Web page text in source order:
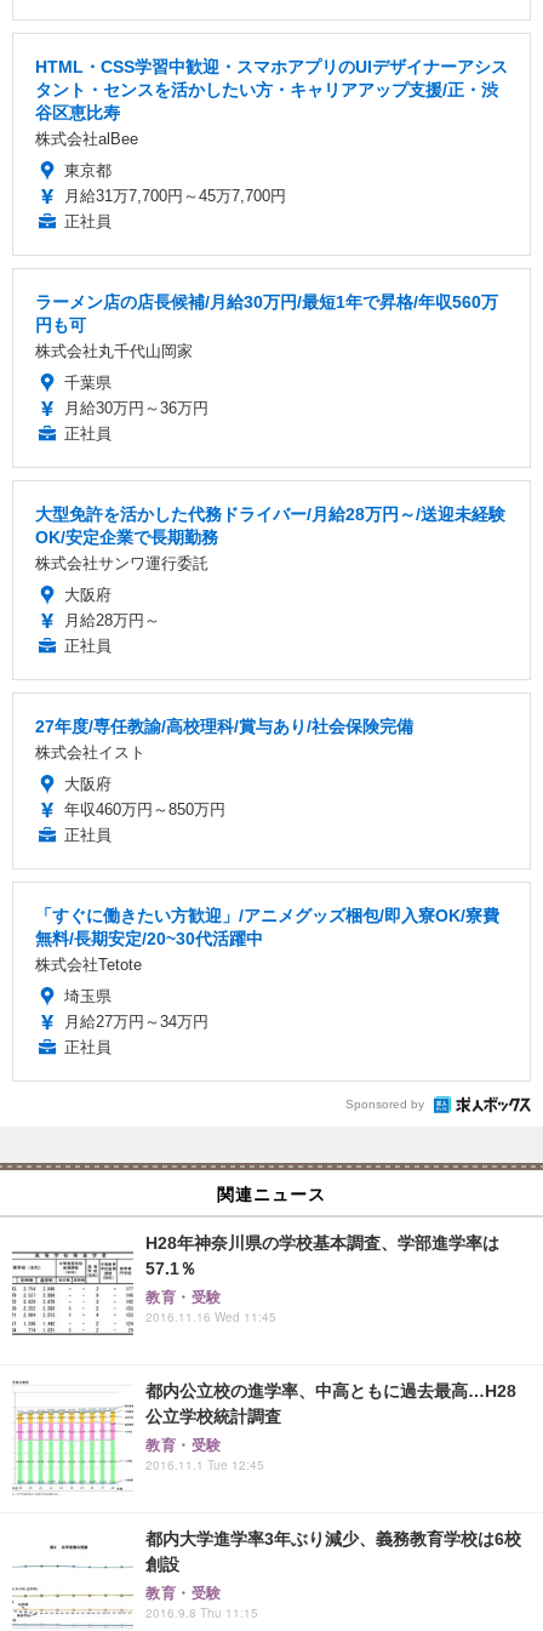
HTML・CSS学習中歓迎・スマホアプリのUIデザイナーアシス
タント・センスを活かしたい方・キャリアアップ支援/正・渋
谷区恵比寿
株式会社alBee
東京都
月給31万7,700円～45万7,700円
正社員
ラーメン店の店長候補/月給30万円/最短1年で昇格/年収560万
円も可
株式会社丸千代山岡家
千葉県
月給30万円～36万円
正社員
大型免許を活かした代務ドライバー/月給28万円～/送迎未経験
OK/安定企業で長期勤務
株式会社サンワ運行委託
大阪府
月給28万円～
正社員
27年度/専任教諭/高校理科/賞与あり/社会保険完備
株式会社イスト
大阪府
年収460万円～850万円
正社員
「すぐに働きたい方歓迎」/アニメグッズ梱包/即入寮OK/寮費
無料/長期安定/20~30代活躍中
株式会社Tetote
埼玉県
月給27万円～34万円
正社員
Sponsored by
関連ニュース
H28年神奈川県の学校基本調査、学部進学率は
57.1％
教育・受験
2016.11.16 Wed 11:45
都内公立校の進学率、中高ともに過去最高…H28
公立学校統計調査
教育・受験
2016.11.1 Tue 12:45
都内大学進学率3年ぶり減少、義務教育学校は6校
創設
教育・受験
2016.9.8 Thu 11:15